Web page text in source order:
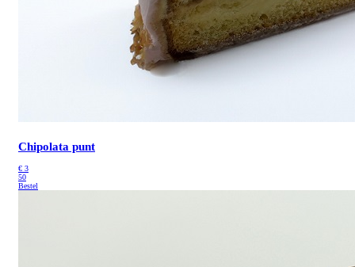
Chipolata punt
€ 3
50
Bestel